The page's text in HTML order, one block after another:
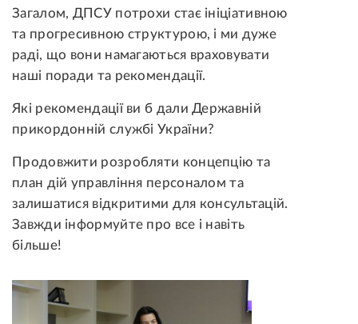
Загалом, ДПСУ потрохи стає ініціативною
та прогресивною структурою, і ми дуже
раді, що вони намагаються враховувати
наші поради та рекомендації.
Які рекомендації ви б дали Державній
прикордонній службі України?
Продовжити розробляти концепцію та
план дій управління персоналом та
залишатися відкритими для консультацій.
Завжди інформуйте про все і навіть
більше!